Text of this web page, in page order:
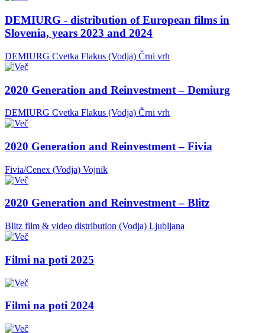
DEMIURG - distribution of European films in
Slovenia, years 2023 and 2024
DEMIURG Cvetka Flakus (Vodja) Črni vrh
2020 Generation and Reinvestment – Demiurg
DEMIURG Cvetka Flakus (Vodja) Črni vrh
2020 Generation and Reinvestment – Fivia
Fivia/Cenex (Vodja) Vojnik
2020 Generation and Reinvestment – Blitz
Blitz film & video distribution (Vodja) Ljubljana
Filmi na poti 2025
Filmi na poti 2024